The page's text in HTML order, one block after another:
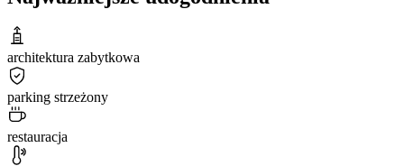
architektura zabytkowa
parking strzeżony
restauracja